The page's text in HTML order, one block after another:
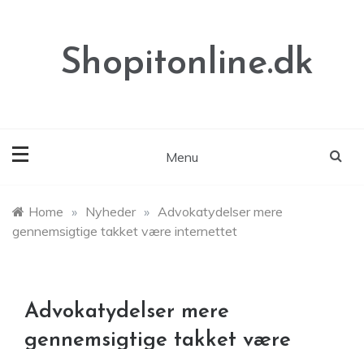
Shopitonline.dk
Menu
Home » Nyheder » Advokatydelser mere
gennemsigtige takket være internettet
Advokatydelser mere
gennemsigtige takket være